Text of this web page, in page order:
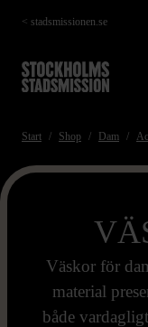
Hoppa
till
< stadsmissionen.se
Start Shop Dam
Väskor för
material
både